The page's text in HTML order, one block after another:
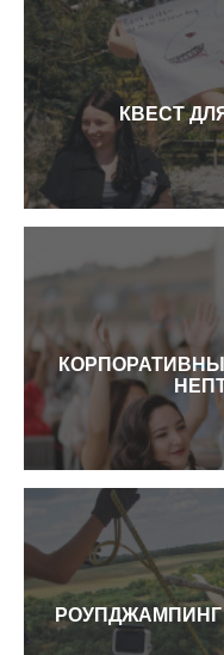
КВЕСТ
РОУПДЖАМПИНГ